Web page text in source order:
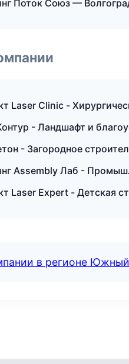
Поток Союз —
Laser Clinic -
- Ландшафт и
- Загородное
Assembly Лаб -
Laser Expert - Детская
в регионе